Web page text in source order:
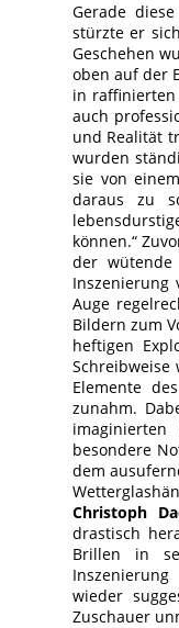
Gerade
stürzte er
Geschehen
oben auf der
in raffinierten
auch
und Realität
wurden
sie von
daraus zu
können.“
der
Inszenierung
Auge
Bildern zum
heftigen
Elemente
zunahm.
besondere
dem
Christoph
drastisch
Brillen in
Inszenierung
wieder
Zuschauer